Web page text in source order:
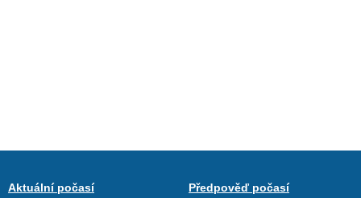
Aktuální počasí
Předpověď počasí